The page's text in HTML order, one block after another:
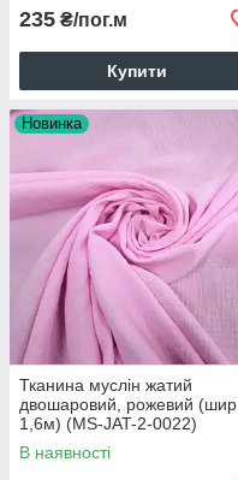
235 ₴/пог.м
Купити
Новинка
Тканина муслін жатий
двошаровий, рожевий (шир.
1,6м) (MS-JAT-2-0022)
В наявності